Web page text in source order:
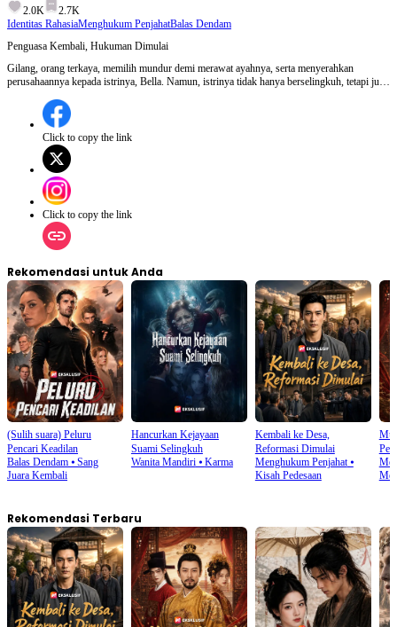
2.0K
2.7K
Identitas RahasiaMenghukum PenjahatBalas Dendam
Penguasa Kembali, Hukuman Dimulai
Gilang, orang terkaya, memilih mundur demi merawat ayahnya, serta menyerahkan
perusahaannya kepada istrinya, Bella. Namun, istrinya tidak hanya berselingkuh, tetapi juga
meledak. Kali ini, ia akan menarik kembali semua yang telah ia berikan dan membalas
dendam dengan keras.
Click to copy the link
Click to copy the link
Rekomendasi untuk Anda
(Sulih suara) Peluru
Pencari Keadilan
Balas Dendam ⦁ Sang
Juara Kembali
Hancurkan Kejayaan
Suami Selingkuh
Wanita Mandiri⦁ Karma
Kembali ke Desa,
Reformasi Dimulai
Menghukum Penjahat⦁
Kisah Pedesaan
Rekomendasi Terbaru